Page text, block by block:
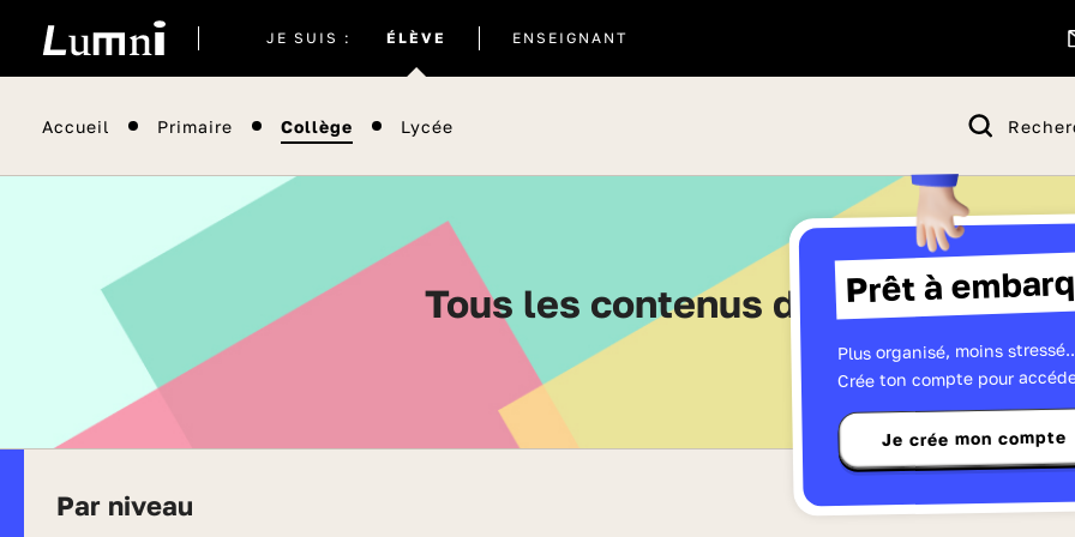
JE SUIS : ÉLÈVE
actuel
ENSEIGNANT
Accueil Primaire Collège Lycée
Prêt à
Plus organisé, moins
Crée ton compte pour
Je crée mon compte
Tous les contenus de Cinquième -
Par niveau